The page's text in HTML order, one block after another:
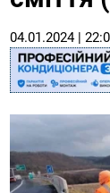
04.01.2024 |